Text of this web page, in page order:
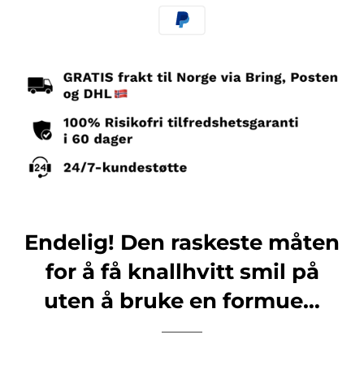
Betalingsmetoder
Endelig! Den raskeste måten
for å få knallhvitt smil på
uten å bruke en formue…